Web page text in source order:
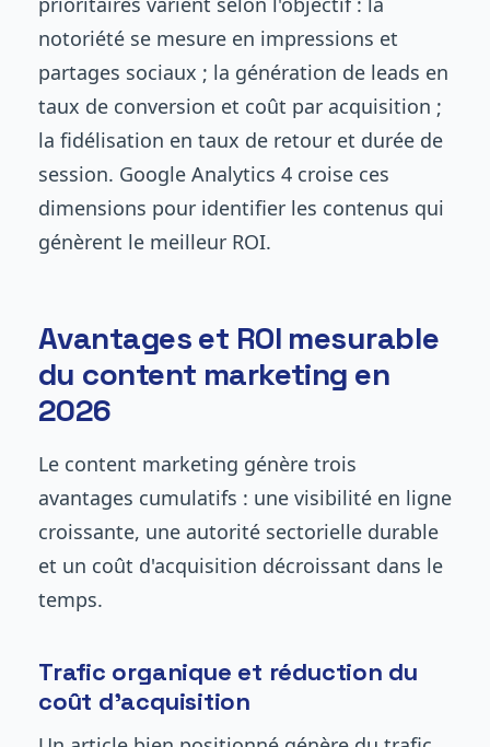
notoriété se mesure en impressions et
partages sociaux ; la génération de leads en
taux de conversion et coût par acquisition ;
la fidélisation en taux de retour et durée de
session. Google Analytics 4 croise ces
dimensions pour identifier les contenus qui
génèrent le meilleur ROI.
Avantages et ROI mesurable
du content marketing en
2026
Le content marketing génère trois
avantages cumulatifs : une visibilité en ligne
croissante, une autorité sectorielle durable
et un coût d'acquisition décroissant dans le
temps.
Trafic organique et réduction du
coût d'acquisition